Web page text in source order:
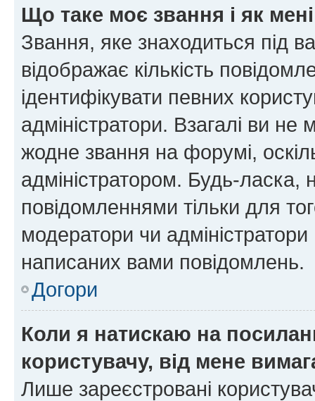
Що таке моє звання і як
Звання, яке знаходиться під
відображає кількість
ідентифікувати певних
адміністратори. Взагалі ви
жодне звання на форумі,
адміністратором. Будь-
повідомленнями тільки для
модератори чи
написаних вами повідомлень.
Догори
Коли я натискаю на
користувачу, від мене
Лише зареєстровані